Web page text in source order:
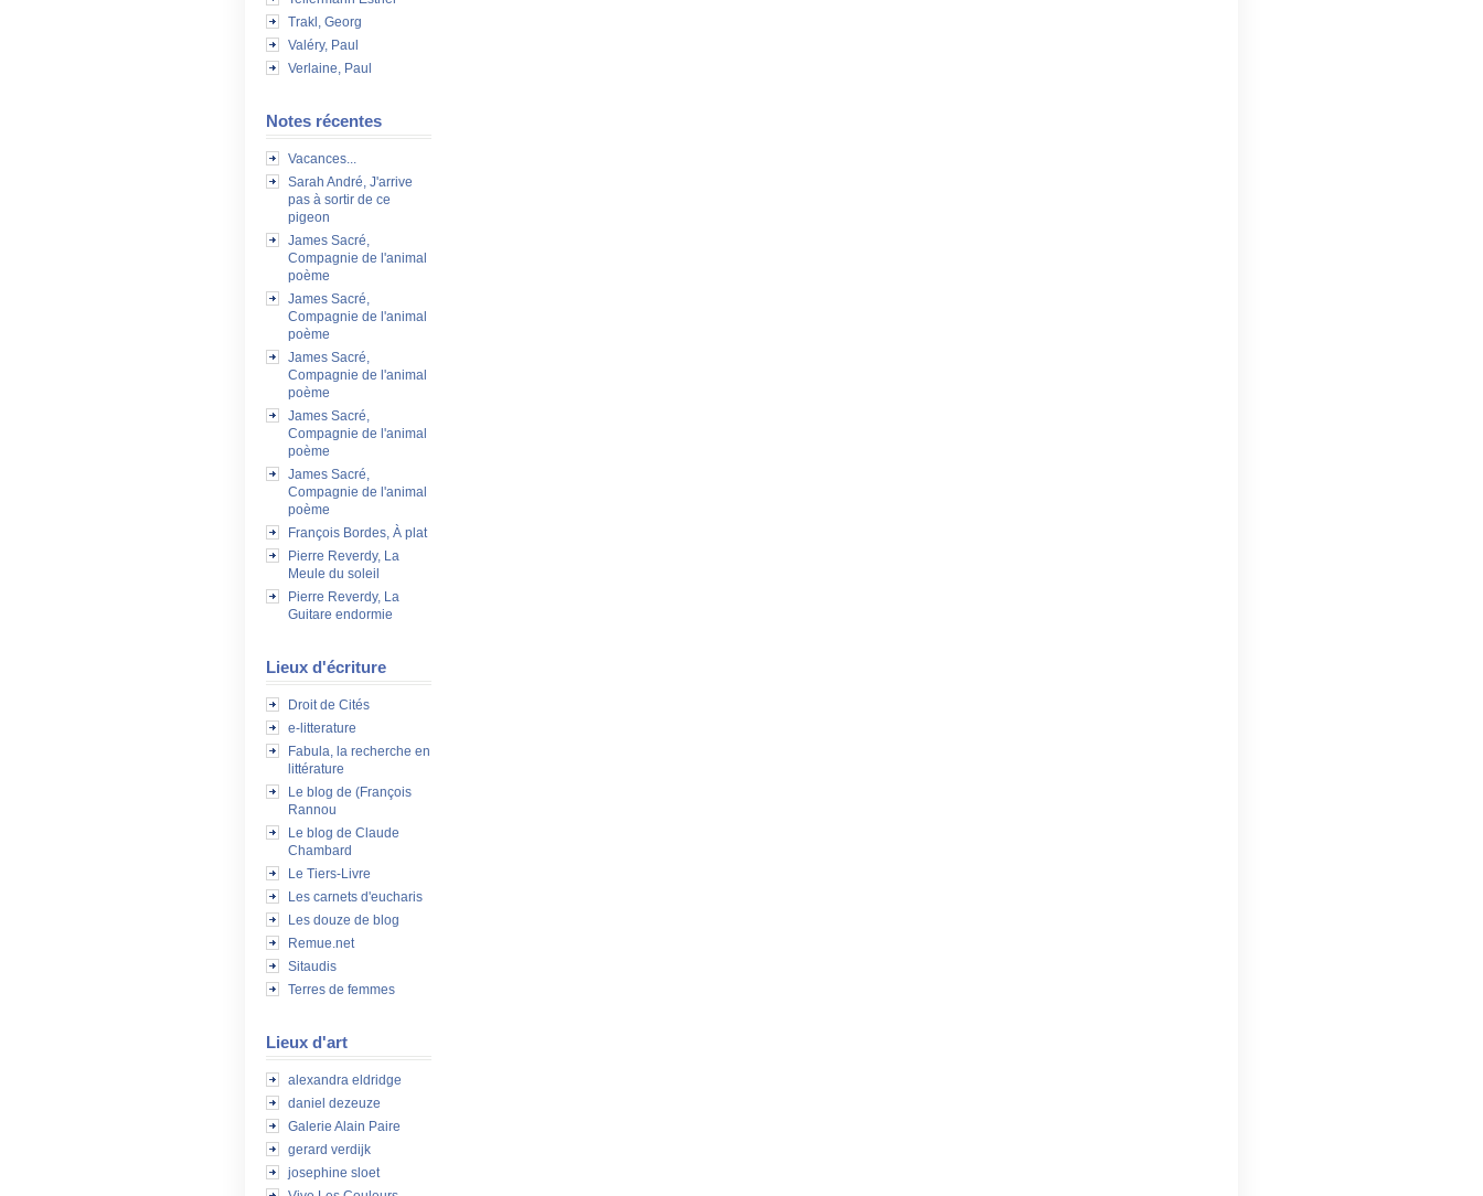
Trakl, Georg
Valéry, Paul
Verlaine, Paul
Notes récentes
Vacances...
Sarah André, J'arrive
pas à sortir de ce
pigeon
James Sacré,
Compagnie de l'animal
poème
James Sacré,
Compagnie de l'animal
poème
James Sacré,
Compagnie de l'animal
poème
James Sacré,
Compagnie de l'animal
poème
James Sacré,
Compagnie de l'animal
poème
François Bordes, À plat
Pierre Reverdy, La
Meule du soleil
Pierre Reverdy, La
Guitare endormie
Lieux d'écriture
Droit de Cités
e-litterature
Fabula, la recherche en
littérature
Le blog de (François
Rannou
Le blog de Claude
Chambard
Le Tiers-Livre
Les carnets d'eucharis
Les douze de blog
Remue.net
Sitaudis
Terres de femmes
Lieux d'art
alexandra eldridge
daniel dezeuze
Galerie Alain Paire
gerard verdijk
josephine sloet